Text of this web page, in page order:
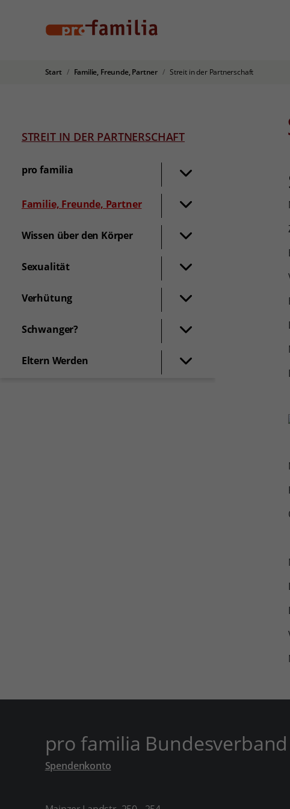
Start Familie, Freunde, Partner Streit in der Partnerschaft
STREIT IN DER PARTNERSCHAFT
pro familia
Familie, Freunde, Partner
Wissen über den Körper
Sexualität
Verhütung
Schwanger?
Eltern Werden
pro familia Bundesverband
Spendenkonto